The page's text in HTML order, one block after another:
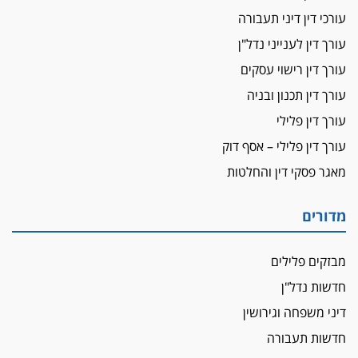
ביה"ד המשמעתי ביטל השעיה לצמיתות של
עורכת-דין שהביעה שמחה ב-7 באוקטובר
אשם
עו"ד הלל בבייב הורשע בהונאת עשרות לקוחות,
ההסדר: 7-9 שנות מאסר
דין ומקרקעין
עורך דין ברמת השרון נחקר בחשד למרמה בעסקת
תובעת משטרתית פוטרה בחשד לעישון סמים
שנחשף בפעילות בלשים בטלגרם
לא בכל יום
הכנסת אישרה
הגבלת שכר טרחה בייצוג נכי צה"ל ונפגעי פעולות
איבה
עורכי דין דיני תעבורה
עורך דין לענייני נדל"ן
עורך דין רישוי עסקים
עורך דין תכנון ובניה
עורך דין פלילי
עורך דין פלילי – אסף דוק
מאגר פסקי דין והחלטות
מדורים
מבזקים פלילים
חדשות נדל"ן
דיני משפחה וגירושין
חדשות תעבורה